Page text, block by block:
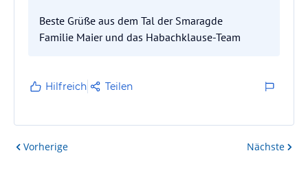
Beste Grüße aus dem Tal der Smaragde
Familie Maier und das Habachklause-Team
Hilfreich Teilen
Vorherige Nächste